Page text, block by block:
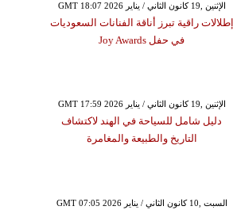
GMT 18:07 2026 الإثنين ,19 كانون الثاني / يناير
إطلالات راقية تبرز أناقة الفنانات السعوديات
في حفل Joy Awards
GMT 17:59 2026 الإثنين ,19 كانون الثاني / يناير
دليل شامل للسياحة في الهند لاكتشاف
التاريخ والطبيعة والمغامرة
GMT 07:05 2026 السبت ,10 كانون الثاني / يناير